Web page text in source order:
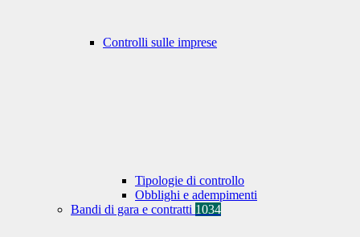
Controlli sulle imprese
Tipologie di controllo
Obblighi e adempimenti
Bandi di gara e contratti 1034